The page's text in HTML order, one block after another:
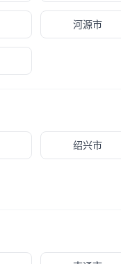
河源市
绍兴市